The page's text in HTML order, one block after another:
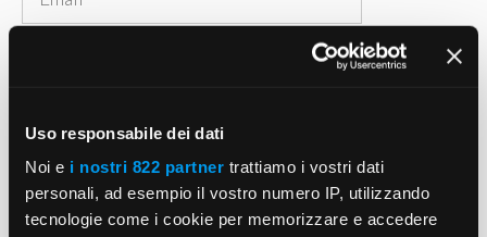
Uso responsabile dei dati
Noi e i nostri 822 partner trattiamo i vostri dati
personali, ad esempio il vostro numero IP, utilizzando
tecnologie come i cookie per memorizzare e accedere
browser per la prossima volta che commento.